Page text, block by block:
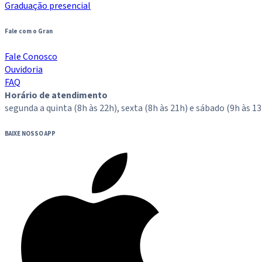
Graduação presencial
Fale com o Gran
Fale Conosco
Ouvidoria
FAQ
Horário de atendimento
segunda a quinta (8h às 22h), sexta (8h às 21h) e sábado (9h às
BAIXE NOSSO APP